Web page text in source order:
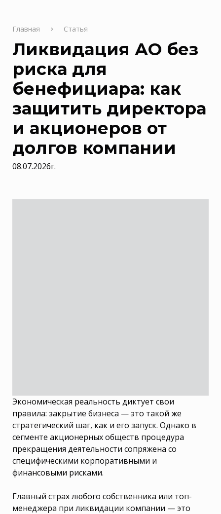
Ликвидация АО без
риска для
бенефициара: как
защитить директора
и акционеров от
долгов компании
08.07.2026г.
Экономическая реальность диктует свои
правила: закрытие бизнеса — это такой же
стратегический шаг, как и его запуск. Однако в
сегменте акционерных обществ процедура
прекращения деятельности сопряжена со
специфическими корпоративными и
финансовыми рисками.
Главный страх любого собственника или топ-
менеджера при ликвидации компании — это
Главная Статья